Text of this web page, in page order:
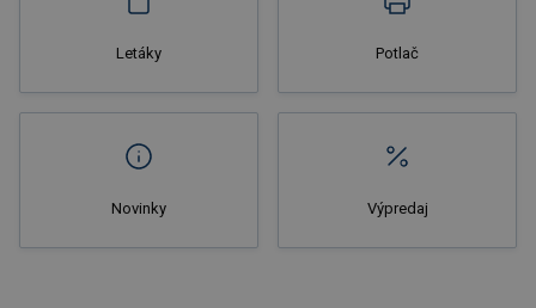
Letáky Potlač
Novinky Výpredaj